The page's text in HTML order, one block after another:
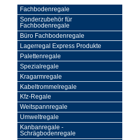
Fachbodenregale
Sonderzubehör für
Fachbodenregale
Büro Fachbodenregale
Lagerregal Express Produkte
Palettenregale
Spezialregale
Kragarmregale
Kabeltrommelregale
Kfz-Regale
Weitspannregale
Umweltregale
Kanbanregale -
Schrägbodenregale